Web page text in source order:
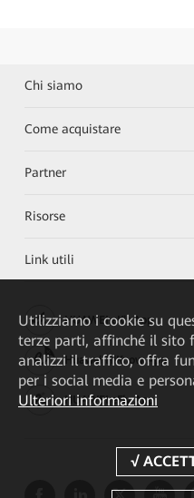
Chi siamo
Come acquistare
Partner
Risorse
Link utili
HUAWEI eKit App
Huawei HiKnow App
HUAWEI eFly App
Utilizziamo i cookie su
terze parti, affinché il sito
analizzi il traffico, offra
per i social media e
Ulteriori informazioni